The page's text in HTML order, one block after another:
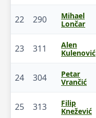
22 290
Mihael
Lončar
23 311
Alen
Kulenović
24 304
Petar
Vrančić
25 313
Filip
Knežević